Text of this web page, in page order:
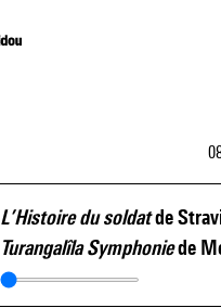
L’Histoire du soldatde
Turangalîla Symphoniede